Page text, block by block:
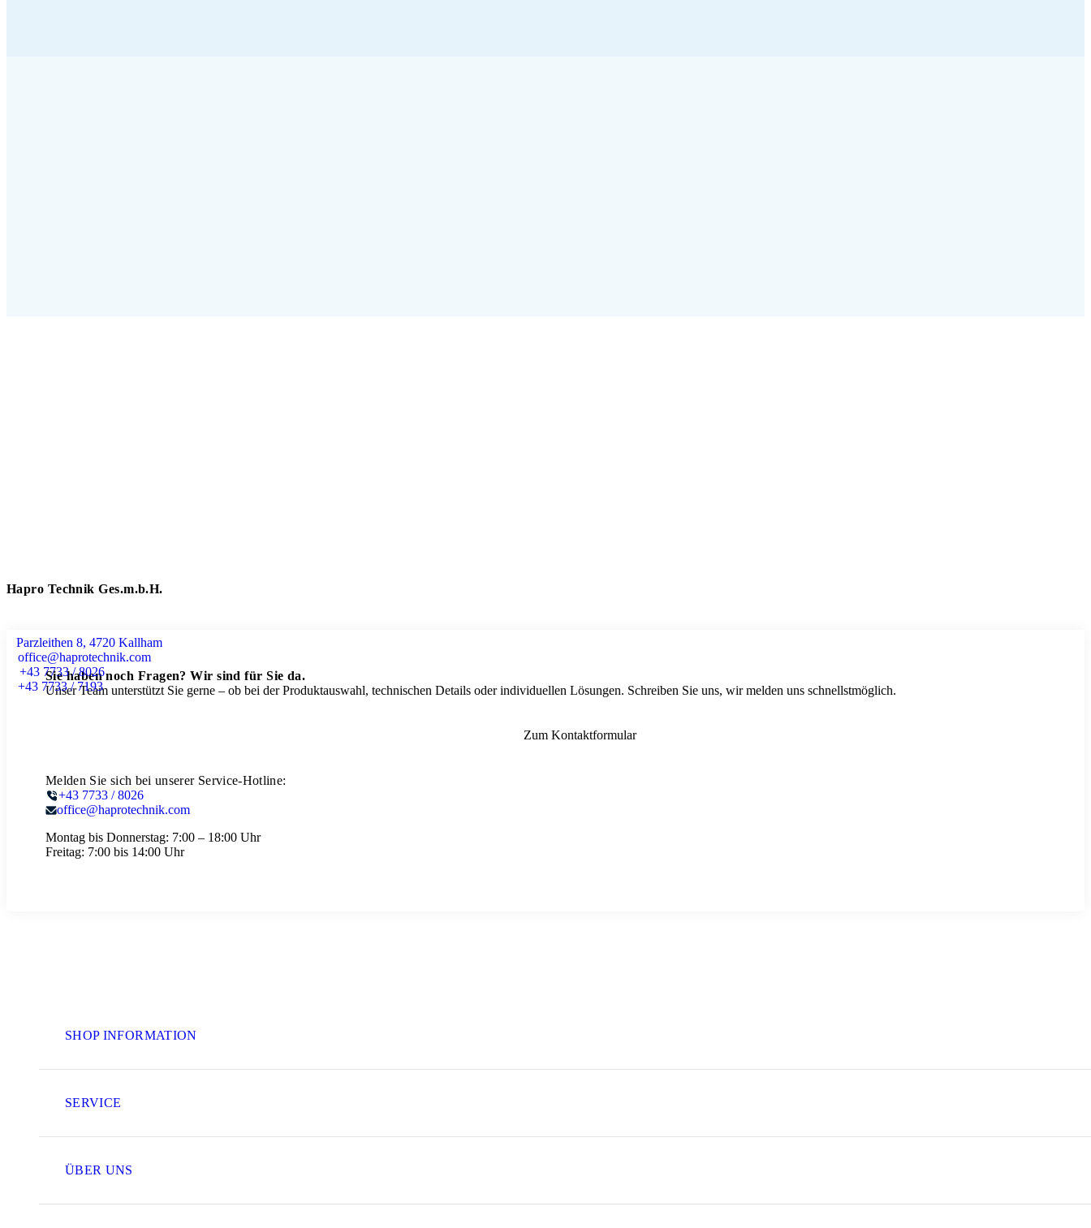
Hapro Technik Ges.m.b.H.
Parzleithen 8, 4720 Kallham
office@haprotechnik.com
+43 7733 / 8026
+43 7733 / 7193
Sie haben noch Fragen? Wir sind für Sie da.
Unser Team unterstützt Sie gerne – ob bei der Produktauswahl, technischen Details oder individuellen Lösungen. Schreiben Sie uns, wir melden uns schnellstmöglich.
Zum Kontaktformular
Melden Sie sich bei unserer Service-Hotline:
+43 7733 / 8026
office@haprotechnik.com
Montag bis Donnerstag: 7:00 – 18:00 Uhr
Freitag: 7:00 bis 14:00 Uhr
SHOP INFORMATION
SERVICE
ÜBER UNS